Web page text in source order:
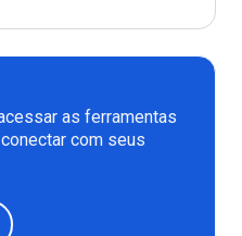
as ferramentas
com seus